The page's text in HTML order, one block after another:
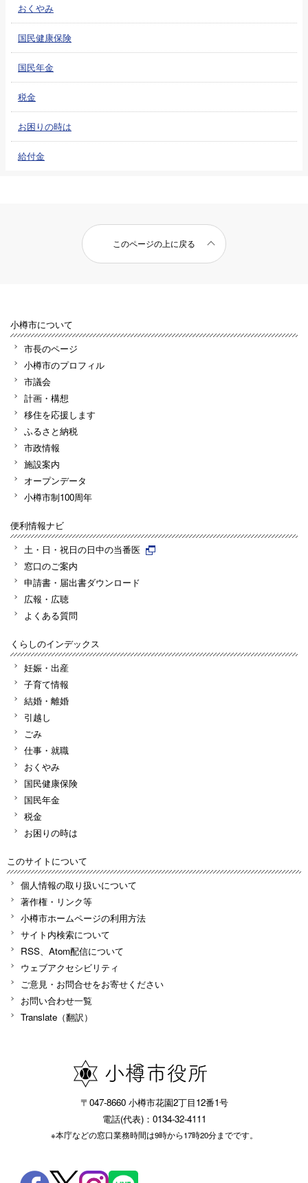
おくやみ
国民健康保険
国民年金
税金
お困りの時は
給付金
このページの上に戻る
小樽市について
市長のページ
小樽市のプロフィル
市議会
計画・構想
移住を応援します
ふるさと納税
市政情報
施設案内
オープンデータ
小樽市制100周年
便利情報ナビ
土・日・祝日の日中の当番医
窓口のご案内
申請書・届出書ダウンロード
広報・広聴
よくある質問
くらしのインデックス
妊娠・出産
子育て情報
結婚・離婚
引越し
ごみ
仕事・就職
おくやみ
国民健康保険
国民年金
税金
お困りの時は
このサイトについて
個人情報の取り扱いについて
著作権・リンク等
小樽市ホームページの利用方法
サイト内検索について
RSS、Atom配信について
ウェブアクセシビリティ
ご意見・お問合せをお寄せください
お問い合わせ一覧
Translate（翻訳）
〒047-8660 小樽市花園2丁目12番1号
電話(代表)：0134-32-4111
※本庁などの窓口業務時間は9時から17時20分までです。